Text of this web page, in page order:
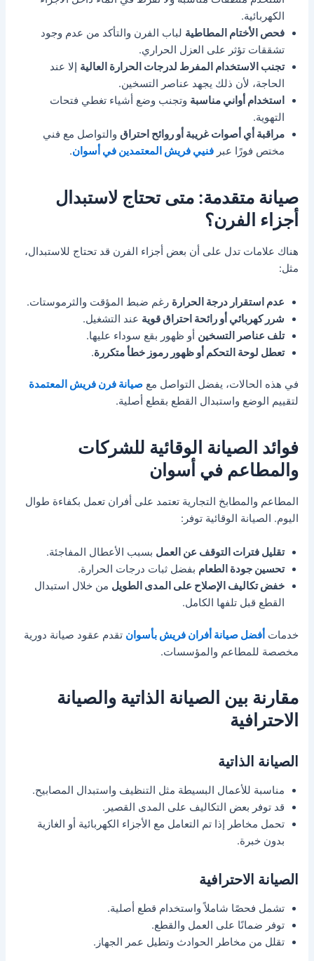
الكهربائية.
فحص الأختام المطاطية لباب الفرن والتأكد من عدم وجود
تشققات تؤثر على العزل الحراري.
تجنب الاستخدام المفرط لدرجات الحرارة العالية إلا عند
الحاجة، لأن ذلك يجهد عناصر التسخين.
استخدام أواني مناسبة وتجنب وضع أشياء تغطي فتحات
التهوية.
مراقبة أي أصوات غريبة أو روائح احتراق والتواصل مع فني
مختص فورًا عبرفنيي فريش المعتمدين في أسوان.
صيانة متقدمة: متى تحتاج لاستبدال
أجزاء الفرن؟
هناك علامات تدل على أن بعض أجزاء الفرن قد تحتاج للاستبدال،
مثل:
عدم استقرار درجة الحرارة رغم ضبط المؤقت والثرموستات.
شرر كهربائي أو رائحة احتراق قوية عند التشغيل.
تلف عناصر التسخين أو ظهور بقع سوداء عليها.
تعطل لوحة التحكم أو ظهور رموز خطأ متكررة.
في هذه الحالات، يفضل التواصل معصيانة فرن فريش المعتمدة
لتقييم الوضع واستبدال القطع بقطع أصلية.
فوائد الصيانة الوقائية للشركات
والمطاعم في أسوان
المطاعم والمطابخ التجارية تعتمد على أفران تعمل بكفاءة طوال
اليوم. الصيانة الوقائية توفر:
تقليل فترات التوقف عن العمل بسبب الأعطال المفاجئة.
تحسين جودة الطعام بفضل ثبات درجات الحرارة.
خفض تكاليف الإصلاح على المدى الطويل من خلال استبدال
القطع قبل تلفها الكامل.
خدمات أفضل صيانة أفران فريش بأسوان تقدم عقود صيانة دورية
مخصصة للمطاعم والمؤسسات.
مقارنة بين الصيانة الذاتية والصيانة
الاحترافية
الصيانة الذاتية
مناسبة للأعمال البسيطة مثل التنظيف واستبدال المصابيح.
قد توفر بعض التكاليف على المدى القصير.
تحمل مخاطر إذا تم التعامل مع الأجزاء الكهربائية أو الغازية
بدون خبرة.
الصيانة الاحترافية
تشمل فحصًا شاملاً واستخدام قطع أصلية.
توفر ضمانًا على العمل والقطع.
تقلل من مخاطر الحوادث وتطيل عمر الجهاز.